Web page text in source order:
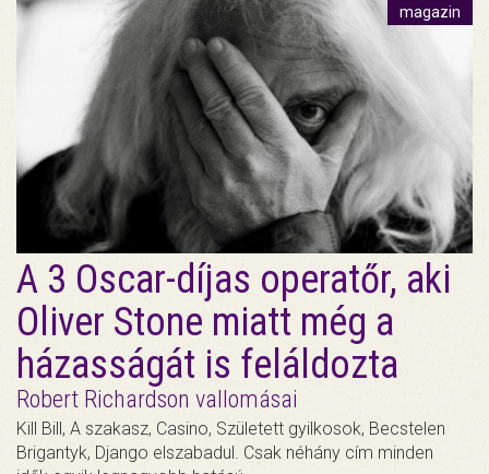
magazin
A 3 Oscar-díjas operatőr, aki
Oliver Stone miatt még a
házasságát is feláldozta
Robert Richardson vallomásai
Kill Bill, A szakasz, Casino, Született gyilkosok, Becstelen
Brigantyk, Django elszabadul. Csak néhány cím minden